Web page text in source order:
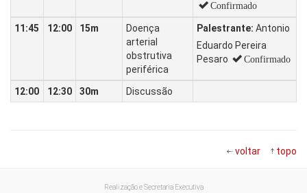
Confirmado
11:45 12:00 15m
Doença
arterial
obstrutiva
periférica
Palestrante: Antonio
Eduardo Pereira
Pesaro
Confirmado
12:00 12:30 30m Discussão
voltar topo
Realização e Secretaria Executiva